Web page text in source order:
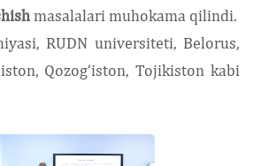
masalalari muhokama qilindi.
RUDN universiteti, Belorus,
Qozog‘iston, Tojikiston kabi